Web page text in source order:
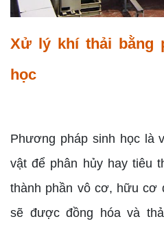
Xử lý khí thải bằng
học
Phương pháp sinh học là
vật để phân hủy hay tiêu
thành phần vô cơ, hữu cơ
sẽ được đồng hóa và